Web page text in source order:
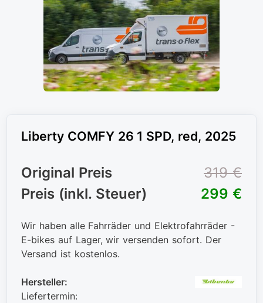
Liberty COMFY 26 1 SPD, red, 2025
Original Preis
319 €
Preis (inkl. Steuer)
299 €
Wir haben alle Fahrräder und Elektrofahrräder -
E-bikes auf Lager, wir versenden sofort. Der
Versand ist kostenlos.
Hersteller:
Liefertermin: